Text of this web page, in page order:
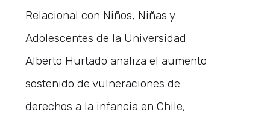
Relacional con Niños, Niñas y
Adolescentes de la Universidad
Alberto Hurtado analiza el aumento
sostenido de vulneraciones de
derechos a la infancia en Chile,